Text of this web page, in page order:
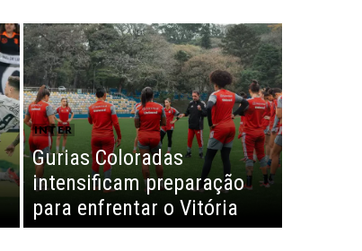
INTER
Gurias Coloradas
intensificam preparação
para enfrentar o Vitória